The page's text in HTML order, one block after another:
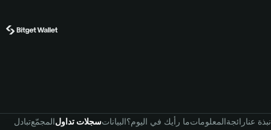
تبادلالمجمّعسجلات تداولالبياناتما رأيك في اليوم؟المعلوماترائجةنبذة عنا